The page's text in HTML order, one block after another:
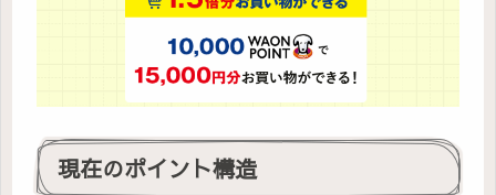
現在のポイント構造